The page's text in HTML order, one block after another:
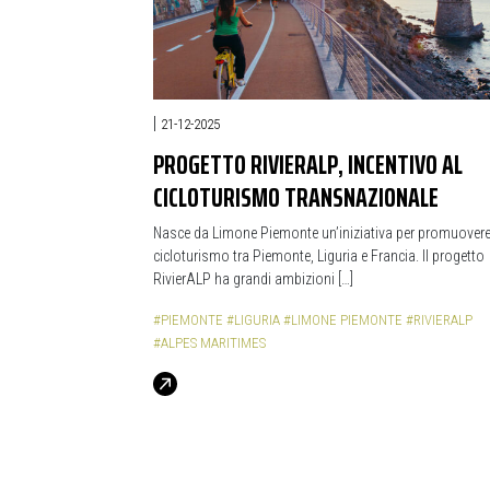
| 21-12-2025
PROGETTO RIVIERALP, INCENTIVO AL
CICLOTURISMO TRANSNAZIONALE
Nasce da Limone Piemonte un’iniziativa per
cicloturismo tra Piemonte, Liguria e Francia. Il progetto
RivierALP ha grandi ambizioni […]
#PIEMONTE #LIGURIA #LIMONE PIEMONTE #RIVIERALP
#ALPES MARITIMES